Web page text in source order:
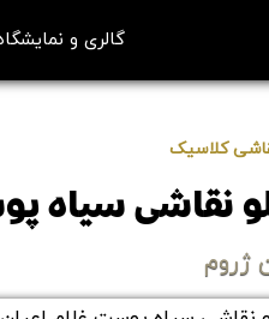
گالری و
کلاسیک
نقاشی سیاه
ژروم